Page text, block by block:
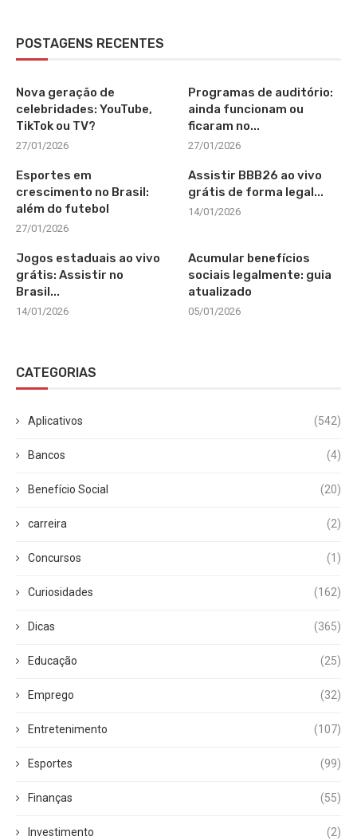
POSTAGENS RECENTES
Nova geração de
celebridades: YouTube,
TikTok ou TV?
27/01/2026
Programas de auditório:
ainda funcionam ou
ficaram no...
27/01/2026
Esportes em
crescimento no Brasil:
além do futebol
27/01/2026
Assistir BBB26 ao vivo
grátis de forma legal...
14/01/2026
Jogos estaduais ao vivo
grátis: Assistir no
Brasil...
14/01/2026
Acumular benefícios
sociais legalmente: guia
atualizado
05/01/2026
CATEGORIAS
Aplicativos (542)
Bancos (4)
Benefício Social (20)
carreira (2)
Concursos (1)
Curiosidades (162)
Dicas (365)
Educação (25)
Emprego (32)
Entretenimento (107)
Esportes (99)
Finanças (55)
Investimento (2)